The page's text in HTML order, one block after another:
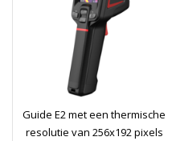
Guide E2 met een thermische
resolutie van 256x192 pixels